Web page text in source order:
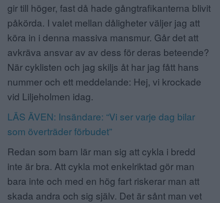
gir till höger, fast då hade gångtrafikanterna blivit
påkörda. I valet mellan dåligheter väljer jag att
köra in i denna massiva mansmur. Går det att
avkräva ansvar av av dess för deras beteende?
När cyklisten och jag skiljs åt har jag fått hans
nummer och ett meddelande: Hej, vi krockade
vid Liljeholmen idag.
LÄS ÄVEN: Insändare: “Vi ser varje dag bilar
som överträder förbudet”
Redan som barn lär man sig att cykla i bredd
inte är bra. Att cykla mot enkelriktad gör man
bara inte och med en hög fart riskerar man att
skada andra och sig själv. Det är sånt man vet